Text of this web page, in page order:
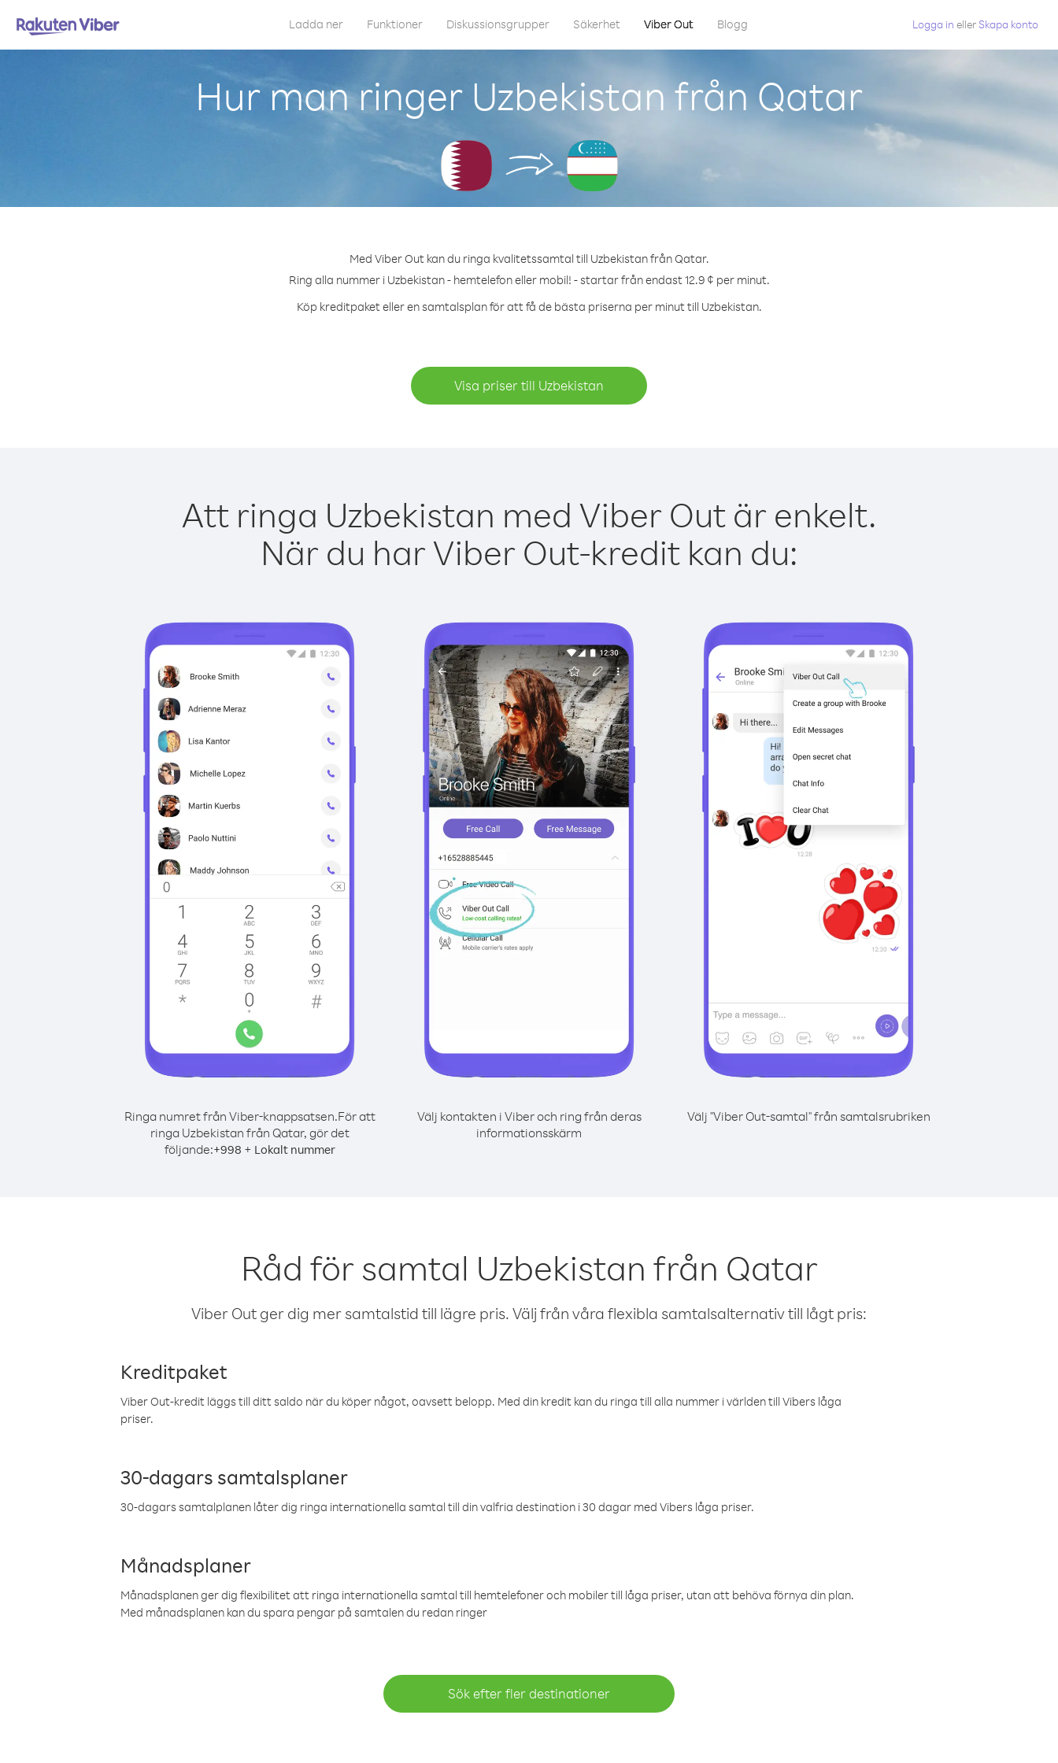
Ladda ner Funktioner Diskussionsgrupper Säkerhet Viber Out Blogg Logga in eller Skapa konto
Hur man ringer Uzbekistan från Qatar
Med Viber Out kan du ringa kvalitetssamtal till Uzbekistan från Qatar.
Ring alla nummer i Uzbekistan - hemtelefon eller mobil! - startar från endast 12.9 ¢ per minut.
Köp kreditpaket eller en samtalsplan för att få de bästa priserna per minut till Uzbekistan.
Visa priser till Uzbekistan
Att ringa Uzbekistan med Viber Out är enkelt.
När du har Viber Out-kredit kan du:
Ringa numret från Viber-knappsatsen.För att
ringa Uzbekistan från Qatar, gör det
följande:+998 + Lokalt nummer
Välj kontakten i Viber och ring från deras
informationsskärm
Välj "Viber Out-samtal" från samtalsrubriken
Råd för samtal Uzbekistan från Qatar
Viber Out ger dig mer samtalstid till lägre pris. Välj från våra flexibla samtalsalternativ till lågt pris:
Kreditpaket
Viber Out-kredit läggs till ditt saldo när du köper något, oavsett belopp. Med din kredit kan du ringa till alla nummer i världen till Vibers låga
priser.
30-dagars samtalsplaner
30-dagars samtalplanen låter dig ringa internationella samtal till din valfria destination i 30 dagar med Vibers låga priser.
Månadsplaner
Månadsplanen ger dig flexibilitet att ringa internationella samtal till hemtelefoner och mobiler till låga priser, utan att behöva förnya din plan.
Med månadsplanen kan du spara pengar på samtalen du redan ringer
Sök efter fler destinationer